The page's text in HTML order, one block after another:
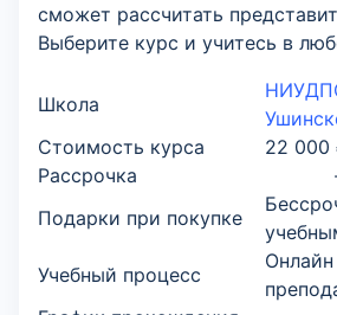
сможет рассчитать
Выберите курс и учитесь в
Школа
Стоимость курса
22 000
Рассрочка
Подарки при покупке
Учебный процесс
Онлайн